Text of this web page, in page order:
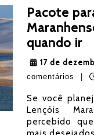
Pacote
quando ir
17 de
comentários
Se você
Lençóis
percebido